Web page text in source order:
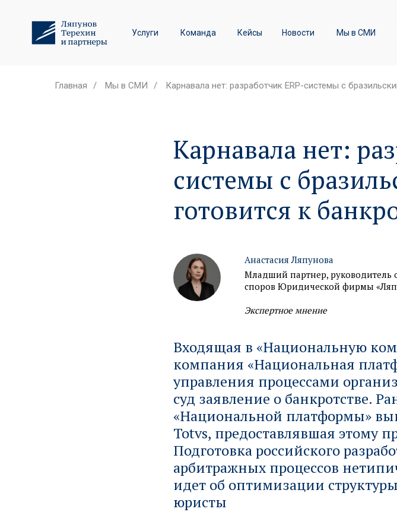
Команда
Услуги Мы в СМИ
Кейсы Новости
Лизинговые споры
Главная / Мы в СМИ / Карнавала нет: разработчик ERP-системы с
Карнавала нет:
системы с
готовится к
Анастасия Ляпунова
Младший партнер, руководитель
споров Юридической фирмы
Экспертное мнение
Входящая в «Национальную
компания «Национальная
управления процессами
суд заявление о банкротстве.
«Национальной платформы»
Totvs, предоставлявшая этому
Подготовка российского
арбитражных процессов
идет об оптимизации
юристы